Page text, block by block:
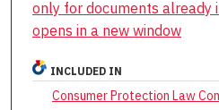
only for documents already
opens in a new window
INCLUDED IN
Consumer Protection Law